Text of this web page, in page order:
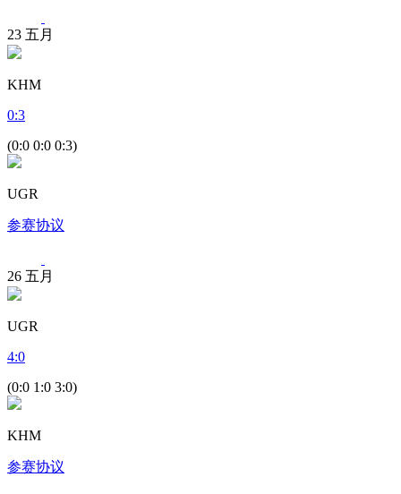
23 五月
KHM
0:3
(0:0 0:0 0:3)
UGR
参赛协议
26 五月
UGR
4:0
(0:0 1:0 3:0)
KHM
参赛协议